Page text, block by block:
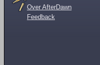
Over AfterDawn
Feedback